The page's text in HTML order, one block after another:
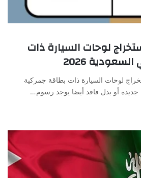
لوحات السيارة ذات
2026
لوحات السيارة ذات بطاقة جمركية
أو بدل فاقد أيضا يوجد رسوم…